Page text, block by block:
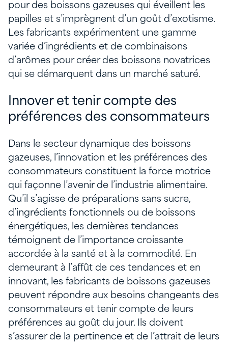
pour des boissons gazeuses qui éveillent les
papilles et s’imprègnent d’un goût d’exotisme.
Les fabricants expérimentent une gamme
variée d’ingrédients et de combinaisons
d’arômes pour créer des boissons novatrices
qui se démarquent dans un marché saturé.
Innover et tenir compte des
préférences des consommateurs
Dans le secteur dynamique des boissons
gazeuses, l’innovation et les préférences des
consommateurs constituent la force motrice
qui façonne l’avenir de l’industrie alimentaire.
Qu’il s’agisse de préparations sans sucre,
d’ingrédients fonctionnels ou de boissons
énergétiques, les dernières tendances
témoignent de l’importance croissante
accordée à la santé et à la commodité. En
demeurant à l’affût de ces tendances et en
innovant, les fabricants de boissons gazeuses
peuvent répondre aux besoins changeants des
consommateurs et tenir compte de leurs
préférences au goût du jour. Ils doivent
s’assurer de la pertinence et de l’attrait de leurs